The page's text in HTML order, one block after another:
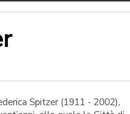
Spitzer (1911 - 2002),